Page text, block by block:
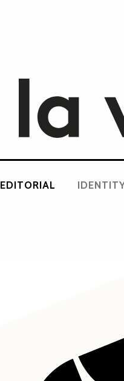
EDITORIAL